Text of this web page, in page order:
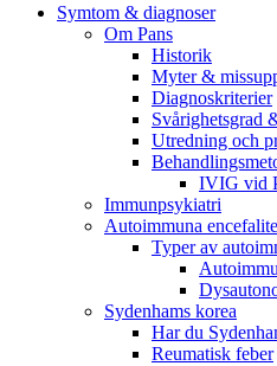
Symtom & diagnoser
Om Pans
Historik
Myter &
Diagnoskriterier
Svårighetsgrad
Utredning och
IVIG vid
Immunpsykiatri
Autoimmuna
Typer av
Sydenhams korea
Har du
Reumatisk feber